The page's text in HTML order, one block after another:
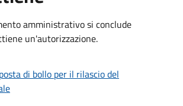
amministrativo si conclude
un'autorizzazione.
di bollo per il rilascio del